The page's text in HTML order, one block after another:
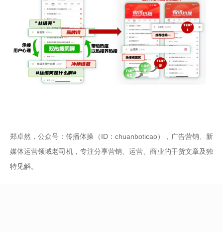
郑卓然，公众号：传播体操（ID：chuanboticao），广告营销、新
媒体运营领域老司机，专注分享营销、运营、商业的干货文章及独
特见解。